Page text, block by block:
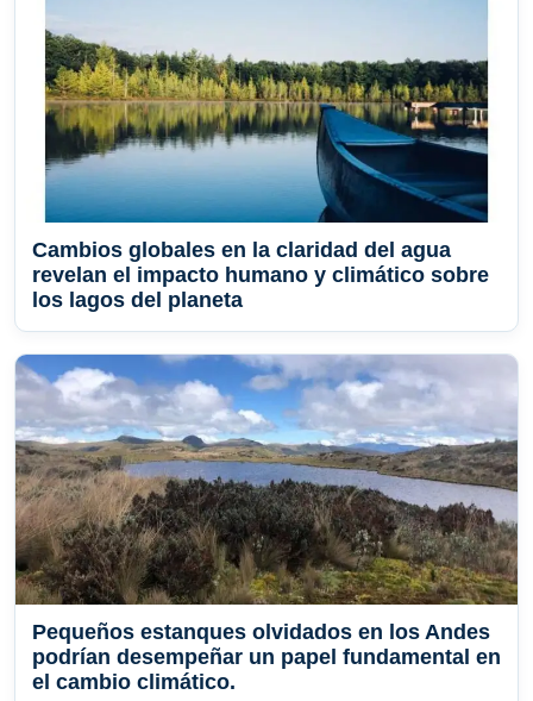
Cambios globales en la claridad del agua
revelan el impacto humano y climático sobre
los lagos del planeta
Pequeños estanques olvidados en los Andes
podrían desempeñar un papel fundamental en
el cambio climático.